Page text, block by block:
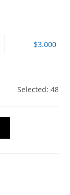
$3.000
Selected: 48